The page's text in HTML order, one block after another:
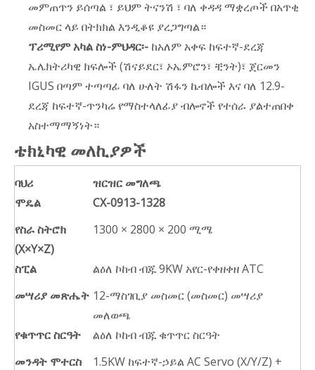
መምጠጥን ይሰጣል ፣ ይህም ትናንሽ ፣ ባለ ቀዳዳ ማቋረጦች በአጥቂ
መስመር ላይ በትክክል እንዲቆዩ ያረጋግጣል።
ፕሪሚየም አካል ስነ-ምህዳር፡- ከአለም አቀፍ ከፍተኛ-ደረጃ
ኤሌክትሪካዊ ክፍሎች (ሽናይደር፣ ኦኤምሮን፣ ቺንት)፣ ጀርመን
IGUS በጣም ተጣጣፊ ባለ ሁለት ሽፋን ኬብሎች እና ባለ 12.9-
ደረጃ ከፍተኛ-ጥንካሬ የማስተላለፊያ ብሎኖች የተሰራ ያልተጠበቀ
አስተማማኝነት።
ቴክኒካዊ መለኪያዎች
ባህሪ
ዝርዝር መግለጫ
ሞዴል
CX-0913-1328
የስራ ስትሮክ
(X×Y×Z)
1300 × 2800 × 200 ሚሜ
ስፒል
ልዕለ ኮከብ ብጁ 9KW አየር-የቀዘቀዘ ATC
መሣሪያ መጽሔት 12-ማስገቢያ መስመር (መስመር) መሣሪያ
መለወጫ
የቁጥጥር ስርዓት
ልዕለ ኮከብ ብጁ ቁጥጥር ስርዓት
መንዳት ሞተርስ
1.5KW ከፍተኛ-ኃይል AC Servo (X/Y/Z) +